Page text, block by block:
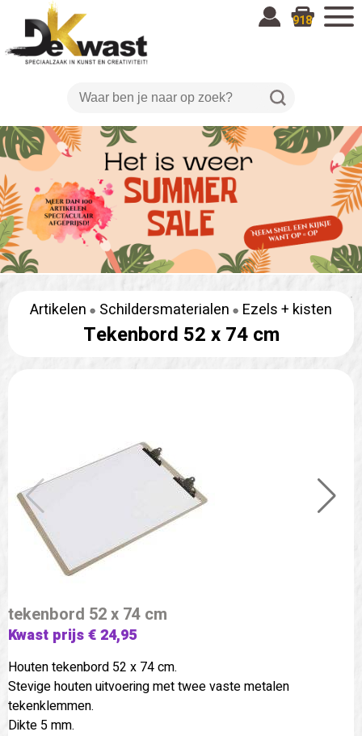
918
Artikelen Schildersmaterialen Ezels + kisten
Tekenbord 52 x 74 cm
tekenbord 52 x 74 cm
Kwast prijs € 24,95
Houten tekenbord 52 x 74 cm.
Stevige houten uitvoering met twee vaste metalen
tekenklemmen.
Dikte 5 mm.